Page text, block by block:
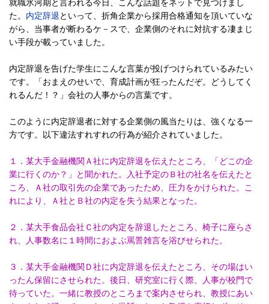
就職氷河期と言われる今日、こんな話題をネットで見つけまし
た。 内定辞退 といって、折角企業から採用合格通知を頂いていな
がら、当事者が断わるケ－スで、企業側のそれに対抗する凄まじ
い手段が載っていました。
内定辞退を告げた学生にこんな言葉が投げつけられているみたい
です。「おまえのせいで、育成計画が狂ったんだぞ。どうしてく
れるんだ！？」会社の人事からの言葉です。
このように内定辞退者に対する企業側の風当たりは、強くなる一
方です。以下違法すれすれの行為が紹介されていました。
１．某大手金融機関Ａ社に内定辞退を伝えたところ、「どこの企
業に行くのか？」と聞かれた。入社予定のＢ社の社名を伝えたと
ころ、Ａ社の取引先の企業であったため、圧力をかけられた。こ
れにより、Ａ社とＢ社の内定を失う結果となった。
２．某大手食品会社Ｃ社の内定を辞退したところ、椅子に座らさ
れ、人事数名に１時間におよぶ罵詈雑言を浴びせられた。
３．某大手金融機関Ｄ社に内定辞退を伝えたところ、その場はい
ったん保留にさせられた。後日、研究室に行く際、人事が校門で
待っていた。一緒に教授のところまで案内させられ、教授にあい